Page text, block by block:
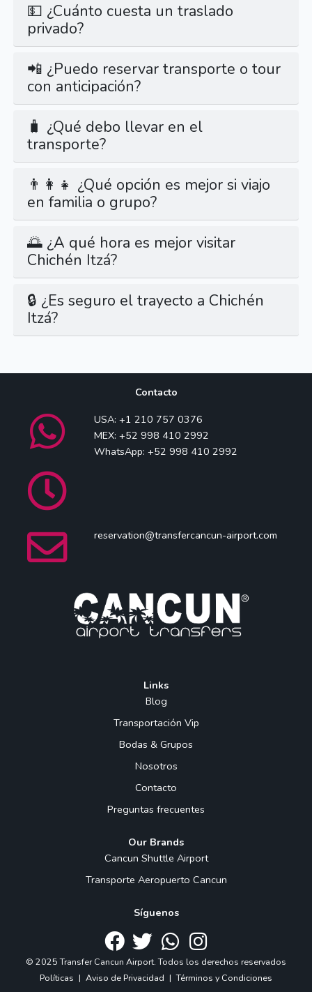
💵 ¿Cuánto cuesta un traslado
privado?
📲 ¿Puedo reservar transporte o tour
con anticipación?
🧳 ¿Qué debo llevar en el
transporte?
👨‍👩‍👧 ¿Qué opción es mejor si viajo
en familia o grupo?
🌅 ¿A qué hora es mejor visitar
Chichén Itzá?
🔒 ¿Es seguro el trayecto a Chichén
Itzá?
Contacto
USA: +1 210 757 0376
MEX: +52 998 410 2992
WhatsApp: +52 998 410 2992
reservation@transfercancun-airport.com
Links
Blog
Transportación Vip
Bodas & Grupos
Nosotros
Contacto
Preguntas frecuentes
Our Brands
Cancun Shuttle Airport
Transporte Aeropuerto Cancun
Síguenos
© 2025 Transfer Cancun Airport. Todos los derechos reservados
Políticas | Aviso de Privacidad | Términos y Condiciones